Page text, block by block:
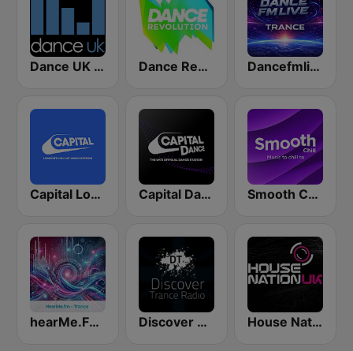
Dance UK Radio Dance Revolution Dancefmlive Trance
Capital London Capital Dance Smooth Chill
hearMe.FM Trance Discover Trance Radio House Nation UK